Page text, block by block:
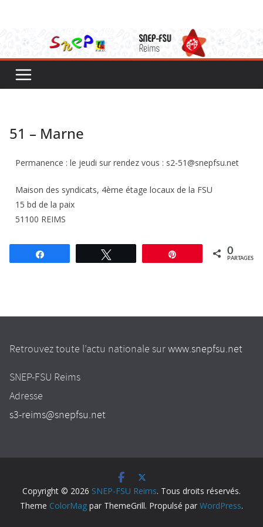
51 – Marne
Permanence : le jeudi sur rendez vous : s2-51@snepfsu.net
Maison des syndicats, 4ème étage locaux de la FSU
15 bd de la paix
51100 REIMS
0
PARTAGES
Retrouvez toute l’actu nationale surwww.snepfsu.net
SNEP-FSU Reims
Adresse
s3-reims@snepfsu.net
Copyright © 2026 SNEP-FSU Reims. Tous droits réservés.
Theme ColorMag par ThemeGrill. Propulsé par WordPress.